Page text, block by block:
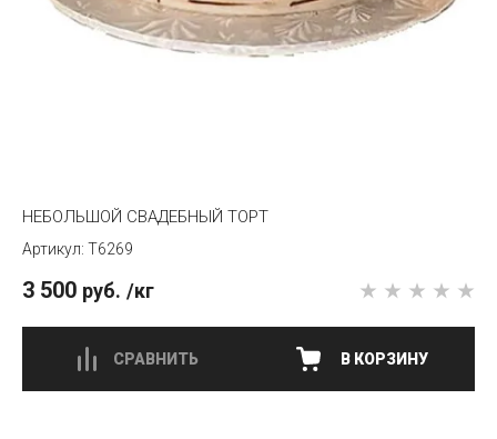
НЕБОЛЬШОЙ СВАДЕБНЫЙ ТОРТ
T6269
3 500 руб. /кг